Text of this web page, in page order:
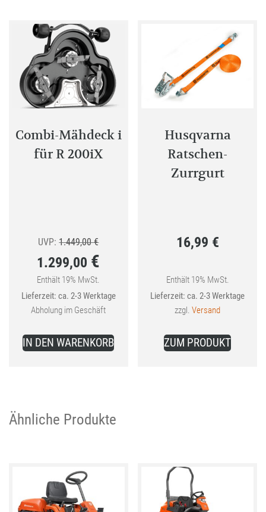
Combi-Mähdeck i
für R 200iX
UVP: 1.449,00€Ursprünglicher
Preis
war:
1.449,00 €
1.299,00 €
Aktueller
Preis
1.299,00 €.
Enthält 19% MwSt.
Lieferzeit: ca. 2-3 Werktage
Abholung im Geschäft
IN DEN WARENKORB
Husqvarna
Ratschen-
Zurrgurt
16,99 €
Enthält 19% MwSt.
Lieferzeit: ca. 2-3 Werktage
zzgl.Versand
ZUM PRODUKT
Ähnliche Produkte